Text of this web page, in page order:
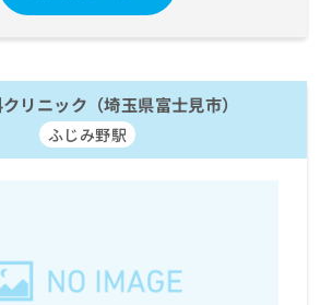
リニック（埼玉県富士見市）
ふじみ野駅